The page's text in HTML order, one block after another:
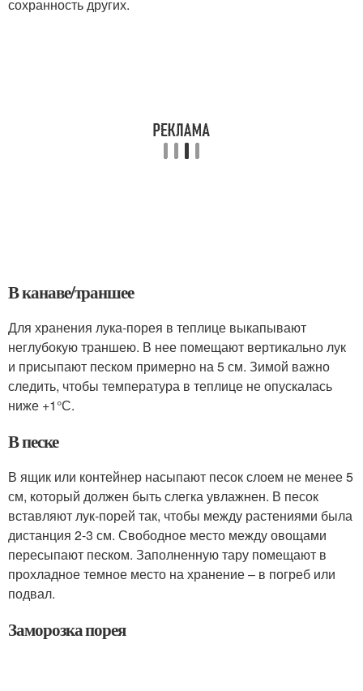
сохранность других.
В канаве/траншее
Для хранения лука-порея в теплице выкапывают
неглубокую траншею. В нее помещают вертикально лук
и присыпают песком примерно на 5 см. Зимой важно
следить, чтобы температура в теплице не опускалась
ниже +1°С.
В песке
В ящик или контейнер насыпают песок слоем не менее 5
см, который должен быть слегка увлажнен. В песок
вставляют лук-порей так, чтобы между растениями была
дистанция 2-3 см. Свободное место между овощами
пересыпают песком. Заполненную тару помещают в
прохладное темное место на хранение – в погреб или
подвал.
Заморозка порея